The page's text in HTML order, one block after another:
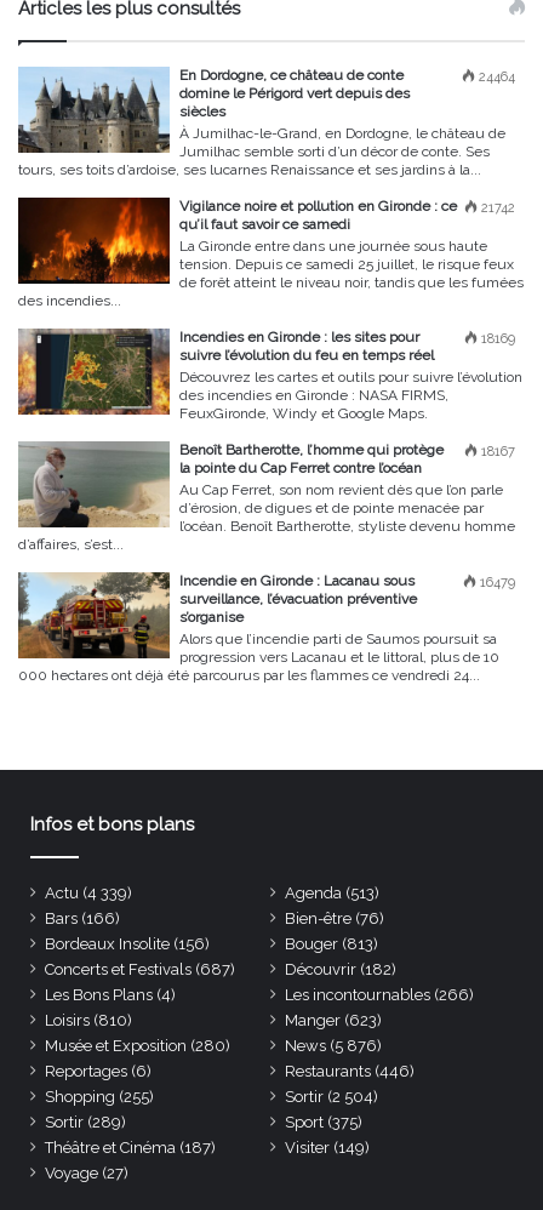
Articles les plus consultés
24464
En Dordogne, ce château de conte
domine le Périgord vert depuis des
siècles
À Jumilhac-le-Grand, en Dordogne, le château de
Jumilhac semble sorti d’un décor de conte. Ses
tours, ses toits d’ardoise, ses lucarnes Renaissance et ses jardins à la...
21742
Vigilance noire et pollution en Gironde : ce
qu’il faut savoir ce samedi
La Gironde entre dans une journée sous haute
tension. Depuis ce samedi 25 juillet, le risque feux
de forêt atteint le niveau noir, tandis que les fumées
des incendies...
18169
Incendies en Gironde : les sites pour
suivre l’évolution du feu en temps réel
Découvrez les cartes et outils pour suivre l’évolution
des incendies en Gironde : NASA FIRMS,
FeuxGironde, Windy et Google Maps.
18167
Benoît Bartherotte, l’homme qui protège
la pointe du Cap Ferret contre l’océan
Au Cap Ferret, son nom revient dès que l’on parle
d’érosion, de digues et de pointe menacée par
l’océan. Benoît Bartherotte, styliste devenu homme
d’affaires, s’est...
16479
Incendie en Gironde : Lacanau sous
surveillance, l’évacuation préventive
s’organise
Alors que l’incendie parti de Saumos poursuit sa
progression vers Lacanau et le littoral, plus de 10
000 hectares ont déjà été parcourus par les flammes ce vendredi 24...
Infos et bons plans
Actu (4 339) Agenda (513)
Bars (166) Bien-être (76)
Bordeaux Insolite (156) Bouger (813)
Concerts et Festivals (687) Découvrir (182)
Les Bons Plans (4) Les incontournables (266)
Loisirs (810) Manger (623)
Musée et Exposition (280) News (5 876)
Reportages (6) Restaurants (446)
Shopping (255) Sortir (2 504)
Sortir (289) Sport (375)
Théâtre et Cinéma (187) Visiter (149)
Voyage (27)